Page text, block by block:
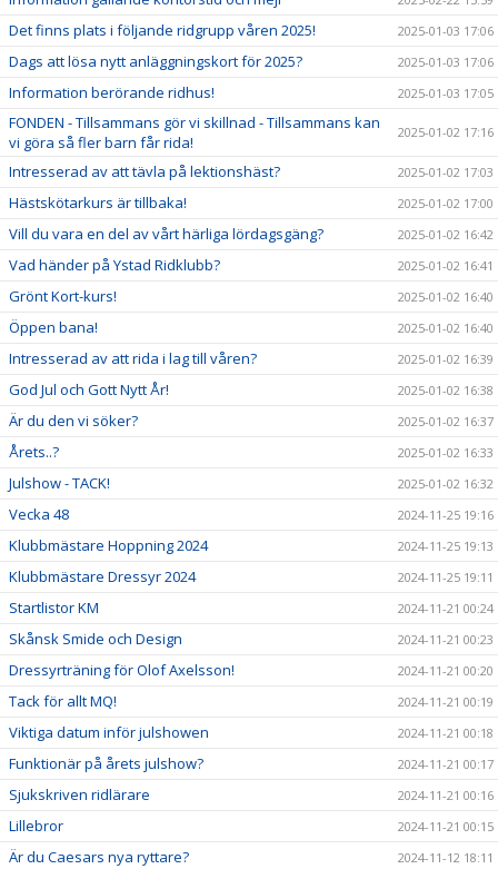
Det finns plats i följande ridgrupp våren 2025! 2025-01-03 17:06
Dags att lösa nytt anläggningskort för 2025? 2025-01-03 17:06
Information berörande ridhus! 2025-01-03 17:05
FONDEN - Tillsammans gör vi skillnad - Tillsammans kan
vi göra så fler barn får rida!
2025-01-02 17:16
Intresserad av att tävla på lektionshäst? 2025-01-02 17:03
Hästskötarkurs är tillbaka! 2025-01-02 17:00
Vill du vara en del av vårt härliga lördagsgäng? 2025-01-02 16:42
Vad händer på Ystad Ridklubb? 2025-01-02 16:41
Grönt Kort-kurs! 2025-01-02 16:40
Öppen bana! 2025-01-02 16:40
Intresserad av att rida i lag till våren? 2025-01-02 16:39
God Jul och Gott Nytt År! 2025-01-02 16:38
Är du den vi söker? 2025-01-02 16:37
Årets..? 2025-01-02 16:33
Julshow - TACK! 2025-01-02 16:32
Vecka 48 2024-11-25 19:16
Klubbmästare Hoppning 2024 2024-11-25 19:13
Klubbmästare Dressyr 2024 2024-11-25 19:11
Startlistor KM 2024-11-21 00:24
Skånsk Smide och Design 2024-11-21 00:23
Dressyrträning för Olof Axelsson! 2024-11-21 00:20
Tack för allt MQ! 2024-11-21 00:19
Viktiga datum inför julshowen 2024-11-21 00:18
Funktionär på årets julshow? 2024-11-21 00:17
Sjukskriven ridlärare 2024-11-21 00:16
Lillebror 2024-11-21 00:15
Är du Caesars nya ryttare? 2024-11-12 18:11